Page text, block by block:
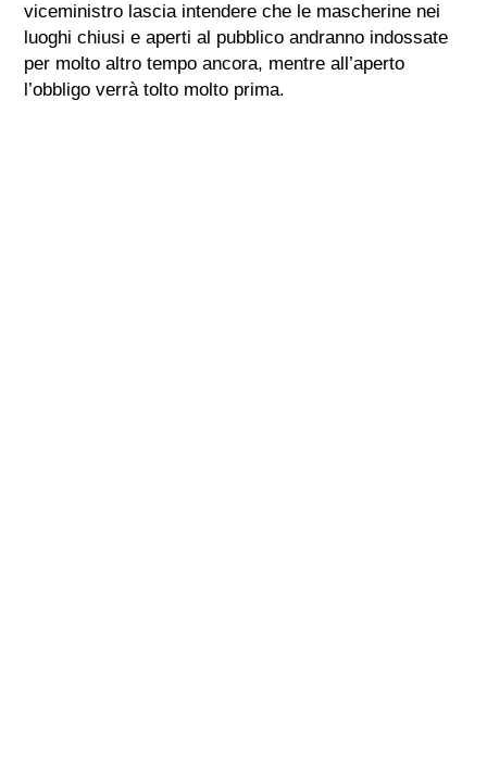
viceministro lascia intendere che le mascherine nei
luoghi chiusi e aperti al pubblico andranno indossate
per molto altro tempo ancora, mentre all’aperto
l’obbligo verrà tolto molto prima.